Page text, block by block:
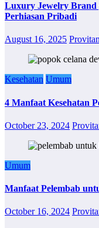
Luxury Jewelry
Perhiasan Pribadi
August 16, 2025
Kesehatan Umum
4 Manfaat Kesehatan
October 23, 2024
Umum
Manfaat Pelembab
October 16, 2024